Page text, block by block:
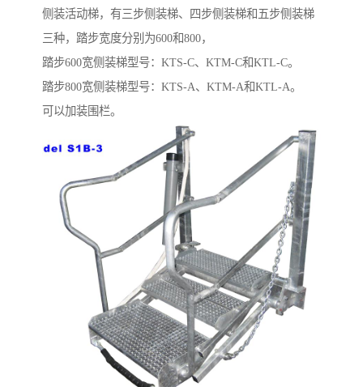
侧装活动梯，有三步侧装梯、四步侧装梯和五步侧装梯
三种，踏步宽度分别为600和800，
踏步600宽侧装梯型号：KTS-C、KTM-C和KTL-C。
踏步800宽侧装梯型号：KTS-A、KTM-A和KTL-A。
可以加装围栏。